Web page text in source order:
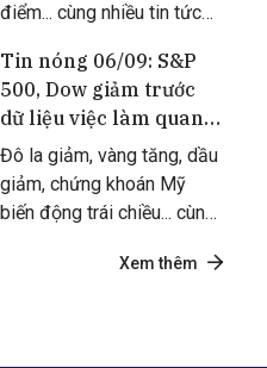
điểm... cùng nhiều tin tức
Tin nóng 06/09: S&P
500, Dow giảm trước
dữ liệu việc làm quan
trọng
Đô la giảm, vàng tăng, dầu
giảm, chứng khoán Mỹ
biến động trái chiều... cùng
Xem thêm